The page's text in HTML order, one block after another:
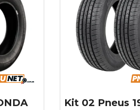
Kit 02 Pneus